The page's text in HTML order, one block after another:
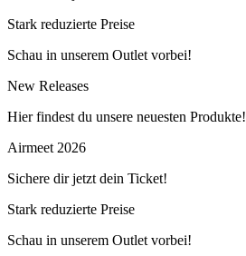
Stark reduzierte Preise
Schau in unserem Outlet vorbei!
New Releases
Hier findest du unsere neuesten Produkte!
Airmeet 2026
Sichere dir jetzt dein Ticket!
Stark reduzierte Preise
Schau in unserem Outlet vorbei!